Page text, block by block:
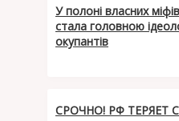
У полоні власних
стала головною
окупантів
СРОЧНО! РФ ТЕРЯЕТ